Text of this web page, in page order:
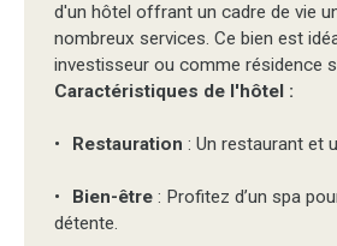
d'un hôtel offrant un cadre de vie
nombreux services. Ce bien est
investisseur ou comme résidence
Caractéristiques de l'hôtel :
Restauration : Un restaurant et
Bien-être : Profitez d’un spa
détente.